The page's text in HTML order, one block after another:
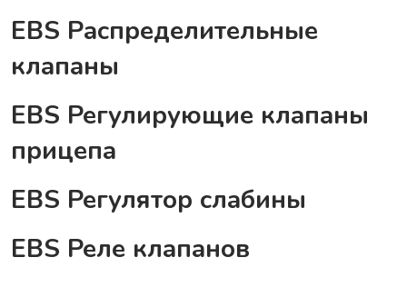
EBS Распределительные
клапаны
EBS Регулирующие клапаны
прицепа
EBS Регулятор слабины
EBS Реле клапанов